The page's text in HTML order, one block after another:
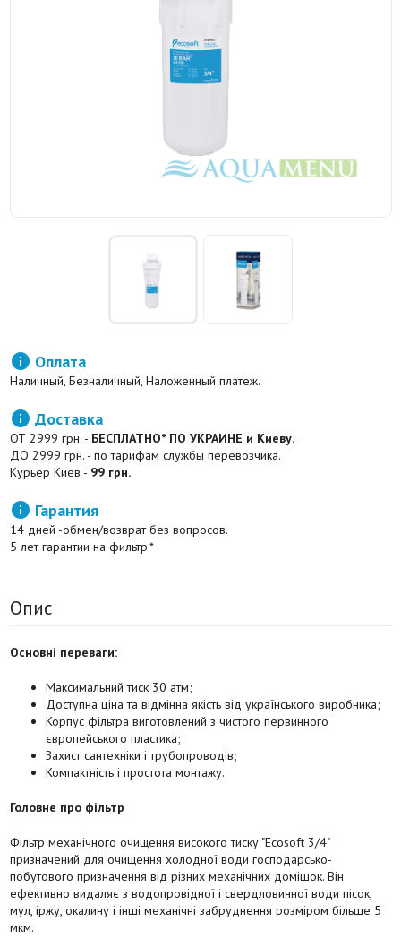
 Оплата
Наличный, Безналичный, Наложенный платеж.
 Доставка
ОТ 2999 грн. - БЕСПЛАТНО* ПО УКРАИНЕ и Киеву.
ДО 2999 грн. - по тарифам службы перевозчика.
Курьер Киев - 99 грн.
 Гарантия
14 дней -обмен/возврат без вопросов.
5 лет гарантии на фильтр.*
Опис
Основні переваги:
Максимальний тиск 30 атм;
Доступна ціна та відмінна якість від українського виробника;
Корпус фільтра виготовлений з чистого первинного
європейського пластика;
Захист сантехніки і трубопроводів;
Компактність і простота монтажу.
Головне про фільтр
Фільтр механічного очищення високого тиску "Ecosoft 3/4"
призначений для очищення холодної води господарсько-
побутового призначення від різних механічних домішок. Він
ефективно видаляє з водопровідної і свердловинної води пісок,
мул, іржу, окалину і інші механічні забруднення розміром більше 5
мкм.